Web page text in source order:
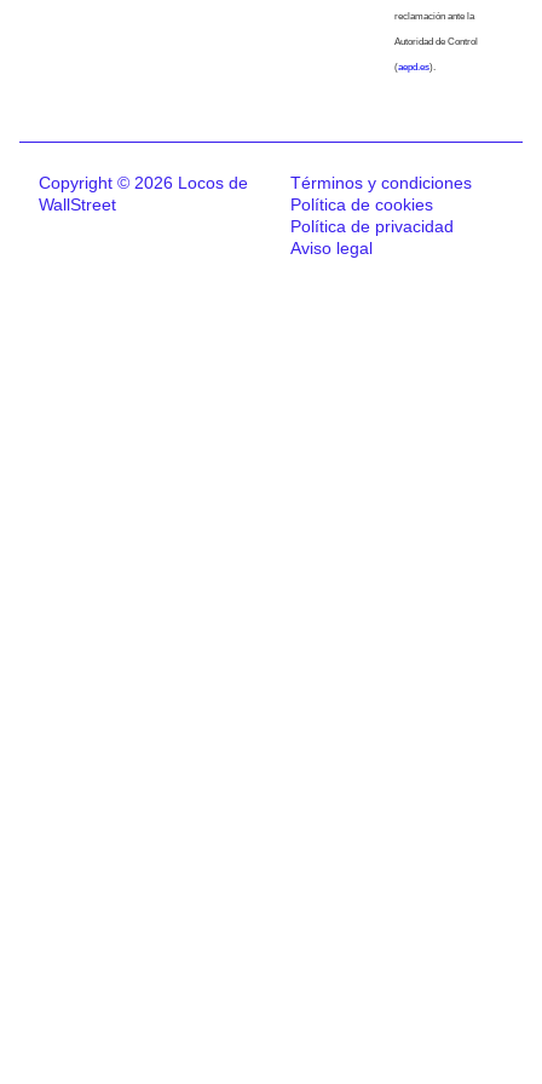
reclamación ante la
Autoridad de Control
(aepd.es).
Copyright © 2026 Locos de
WallStreet
Términos y condiciones
Política de cookies
Política de privacidad
Aviso legal